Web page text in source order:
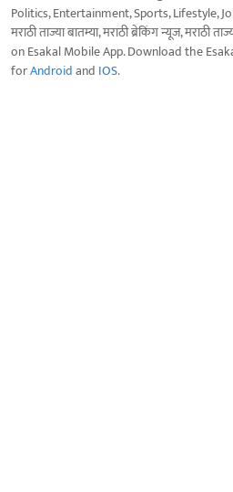
Politics, Entertainment, Sports, Lifestyle,
मराठी ताज्या बातम्या, मराठी ब्रेकिंग न्यूज, मराठी
on Esakal Mobile App. Download the
forAndroidand IOS.